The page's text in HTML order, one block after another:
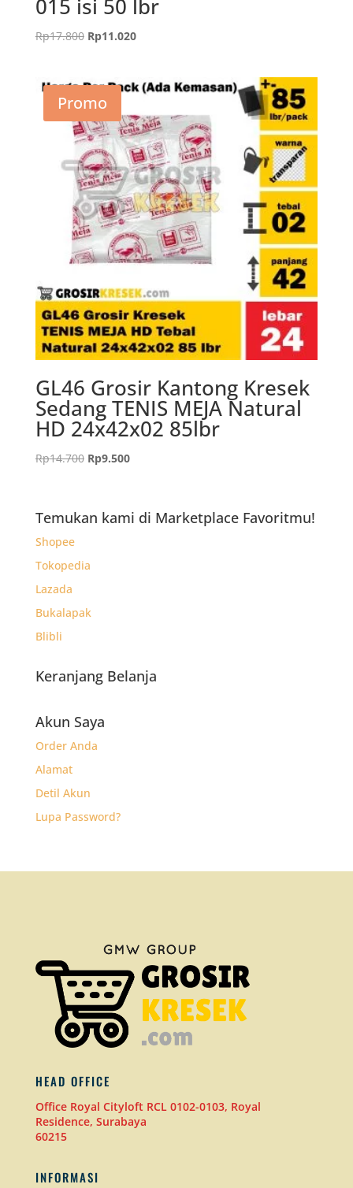
015 isi 50 lbr
Rp17.800 Harga
Rp17.800.
Rp11.020Harga
adalah:
Promo
GL46 Grosir Kantong Kresek
Sedang TENIS MEJA Natural
HD 24x42x02 85lbr
Rp14.700 Harga
Rp14.700.
Rp9.500Harga
adalah:
Temukan kami di Marketplace Favoritmu!
Shopee
Tokopedia
Lazada
Bukalapak
Blibli
Keranjang Belanja
Akun Saya
Order Anda
Alamat
Detil Akun
Lupa Password?
HEAD OFFICE
Office Royal Cityloft RCL 0102-0103, Royal
Residence, Surabaya
60215
INFORMASI